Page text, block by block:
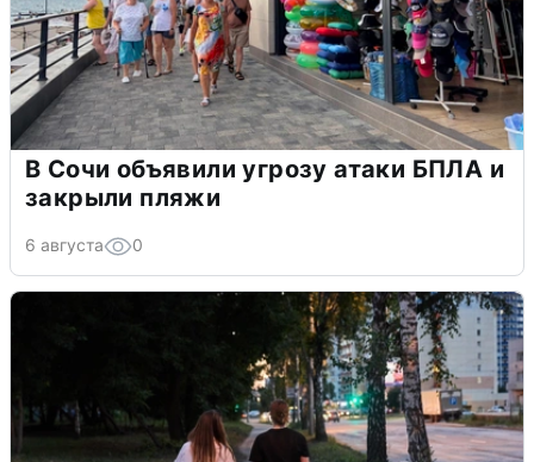
В Сочи объявили угрозу атаки БПЛА и
закрыли пляжи
6 августа 0